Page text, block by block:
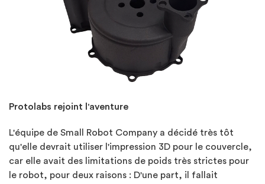
Protolabs rejoint l'aventure
L'équipe de Small Robot Company a décidé très tôt
qu'elle devrait utiliser l'impression 3D pour le couvercle,
car elle avait des limitations de poids très strictes pour
le robot, pour deux raisons : D'une part, il fallait